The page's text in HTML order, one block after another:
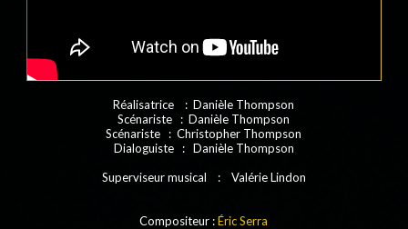
Réalisatrice : Danièle Thompson
Scénariste : Danièle Thompson
Scénariste : Christopher Thompson
Dialoguiste : Danièle Thompson
Superviseur musical : Valérie Lindon
Compositeur :Éric Serra